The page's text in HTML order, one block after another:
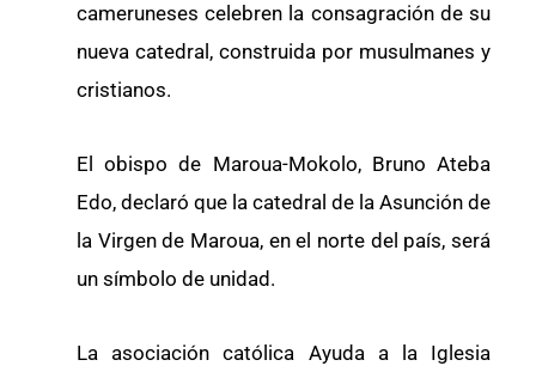
cameruneses celebren la consagración de su
nueva catedral, construida por musulmanes y
cristianos.
El obispo de Maroua-Mokolo, Bruno Ateba
Edo, declaró que la catedral de la Asunción de
la Virgen de Maroua, en el norte del país, será
un símbolo de unidad.
La asociación católica Ayuda a la Iglesia